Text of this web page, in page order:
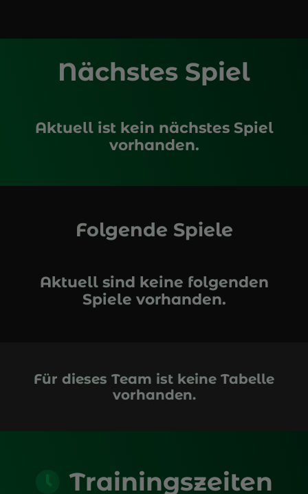
Nächstes Spiel
Aktuell ist kein nächstes Spiel
vorhanden.
Folgende Spiele
Aktuell sind keine folgenden
Spiele vorhanden.
Für dieses Team ist keine Tabelle
vorhanden.
Trainingszeiten